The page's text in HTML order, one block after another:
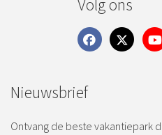
Volg ons
Nieuwsbrief
Ontvang de beste vakantiepark